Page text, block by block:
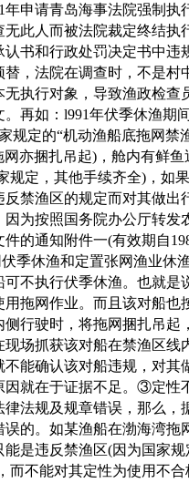
年申请青岛海事法院强制执
无此人而被法院裁定终结执
书和行政处罚决定书中违
替，法院在调查时，不是村
无执行对象，导致渔政检查
再如： l991年伏季休渔期
规定的“机动渔船底拖网禁
网亦捆扎吊起) ，舱内有鲜鱼
规定，其他手续齐全) ，如
禁渔区的规定而对其做出
为按照国务院办公厅转发
件的通知附件一(有效期自
季休渔和定置张网渔业休
可不执行伏季休渔。也就是
用拖网作业。而且该对船也
行驶时，将拖网捆扎吊起
场抓获该对船在禁渔区线
能确认该对船违规，对其
就在于证据不足。 ③定性
法规及规章错误，那么，
的。如某渔船在渤海湾拖
能是违反禁渔区(因为国家
，而不能对其定性为使用不合